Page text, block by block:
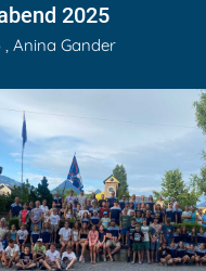
2025
, Anina Gander